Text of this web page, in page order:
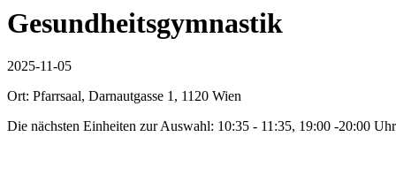
Gesundheitsgymnastik
2025-11-05
Ort: Pfarrsaal, Darnautgasse 1, 1120 Wien
Die nächsten Einheiten zur Auswahl: 10:35 - 11:35, 19:00 -20:00 Uhr